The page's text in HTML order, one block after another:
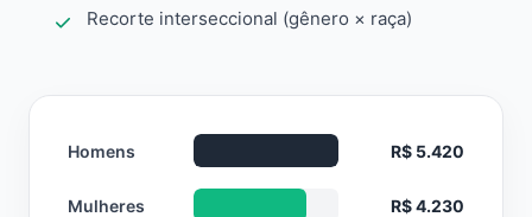
Recorte interseccional (gênero × raça)
Homens R$ 5.420
Mulheres R$ 4.230